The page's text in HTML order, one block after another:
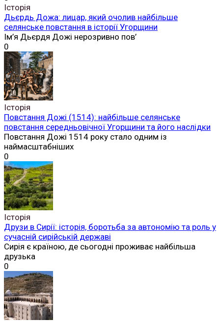
Історія
Дьєрдь Дожа: лицар, який очолив найбільше
селянське повстання в історії Угорщини
Ім’я Дьєрдя Дожі нерозривно пов’
0
Історія
Повстання Дожі (1514): найбільше селянське
повстання середньовічної Угорщини та його наслідки
Повстання Дожі 1514 року стало одним із
наймасштабніших
0
Історія
Друзи в Сирії: історія, боротьба за автономію та роль у
сучасній сирійській державі
Сирія є країною, де сьогодні проживає найбільша
друзька
0